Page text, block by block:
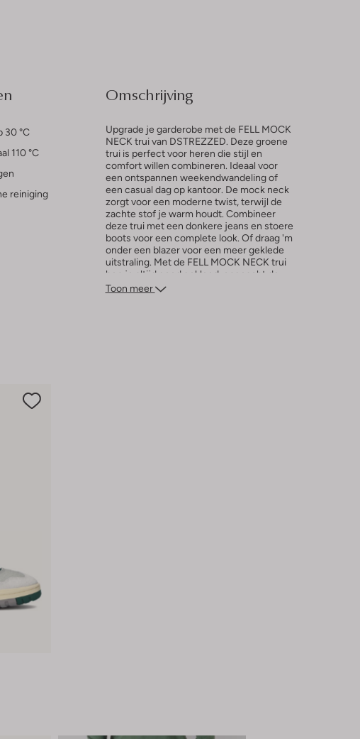
30 °C
110 °C
reiniging
Omschrijving
Upgrade je garderobe met de FELL MOCK
NECK trui van DSTREZZED. Deze groene
trui is perfect voor heren die stijl en
comfort willen combineren. Ideaal voor
een ontspannen weekendwandeling of
een casual dag op kantoor. De mock neck
zorgt voor een moderne twist, terwijl de
zachte stof je warm houdt. Combineer
deze trui met een donkere jeans en stoere
boots voor een complete look. Of draag 'm
onder een blazer voor een meer geklede
uitstraling. Met de FELL MOCK NECK trui
ben je altijd goed gekleed, ongeacht de
gelegenheid.
Toon meer